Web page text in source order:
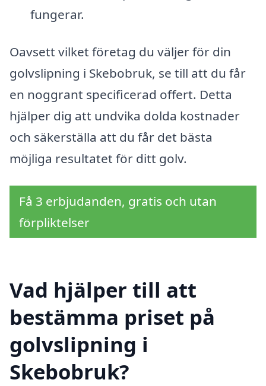
fungerar.
Oavsett vilket företag du väljer för din
golvslipning i Skebobruk, se till att du får
en noggrant specificerad offert. Detta
hjälper dig att undvika dolda kostnader
och säkerställa att du får det bästa
möjliga resultatet för ditt golv.
Få 3 erbjudanden, gratis och utan
förpliktelser
Vad hjälper till att
bestämma priset på
golvslipning i
Skebobruk?